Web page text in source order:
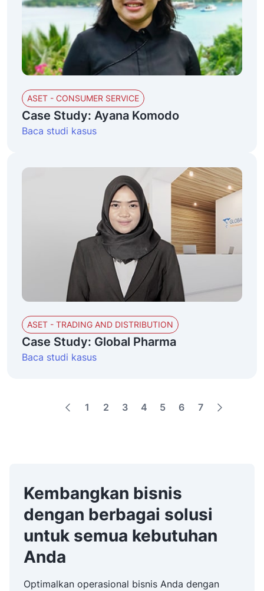
ASET - CONSUMER SERVICE
Case Study: Ayana Komodo
Baca studi kasus
ASET - TRADING AND DISTRIBUTION
Case Study: Global Pharma
Baca studi kasus
1 2 3 4 5 6 7
Kembangkan bisnis
dengan berbagai solusi
untuk semua kebutuhan
Anda
Optimalkan operasional bisnis Anda dengan